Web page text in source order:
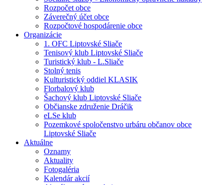
Rozpočet obce
Záverečný účet obce
Rozpočtové hospodárenie obce
Organizácie
1. OFC Liptovské Sliače
Tenisový klub Liptovské Sliače
Turistický klub - L.Sliače
Stolný tenis
Kulturistický oddiel KLASIK
Florbalový klub
Šachový klub Liptovské Sliače
Občianske združenie Dráčik
eLSe klub
Pozemkové spoločenstvo urbáru občanov obce
Liptovské Sliače
Aktuálne
Oznamy
Aktuality
Fotogaléria
Kalendár akcií